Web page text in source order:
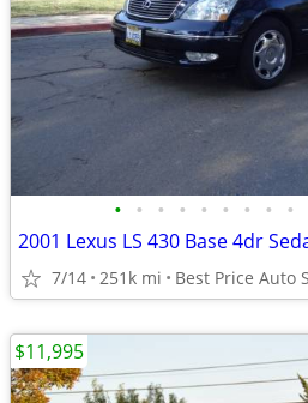
• • • • • • • • •
2001 Lexus LS 430 Base 4dr
7/14 251k mi Best Price Auto
$11,995